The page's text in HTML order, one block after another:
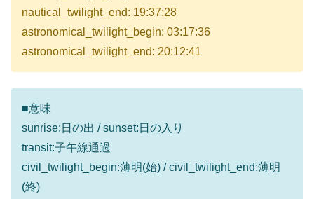
nautical_twilight_end: 19:37:28
astronomical_twilight_begin: 03:17:36
astronomical_twilight_end: 20:12:41
■意味
sunrise:日の出 / sunset:日の入り
transit:子午線通過
civil_twilight_begin:薄明(始) / civil_twilight_end:薄明
(終)